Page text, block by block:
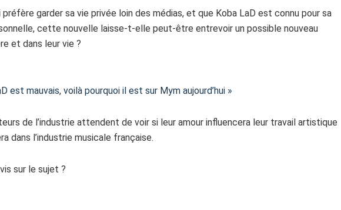
préfère garder sa vie privée loin des médias, et que Koba LaD est connu pour sa
cette nouvelle laisse-t-elle peut-être entrevoir un possible nouveau
et dans leur vie ?
est mauvais, voilà pourquoi il est sur Mym aujourd’hui »
de l’industrie attendent de voir si leur amour influencera leur travail artistique
dans l’industrie musicale française.
sur le sujet ?